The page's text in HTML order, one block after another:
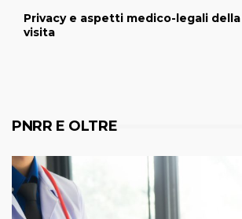
Privacy e aspetti medico-legali
visita
PNRR E OLTRE